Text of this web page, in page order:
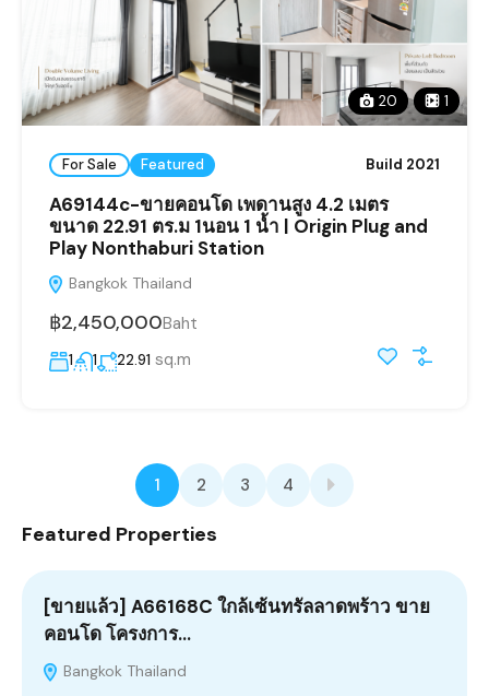
20 1
For Sale Featured Build 2021
A69144c-ขายคอนโด เพดานสูง 4.2 เมตร
ขนาด 22.91 ตร.ม 1นอน 1 น้ำ | Origin Plug and
Play Nonthaburi Station
Bangkok Thailand
฿2,450,000Baht
1 1 22.91 sq.m
1 2 3 4
Featured Properties
[ขายแล้ว] A66168C ใกล้เซ้นทรัลลาดพร้าว ขาย
คอนโด โครงการ…
Bangkok Thailand